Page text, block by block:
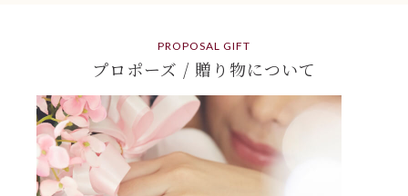
PROPOSAL GIFT
プロポーズ / 贈り物について